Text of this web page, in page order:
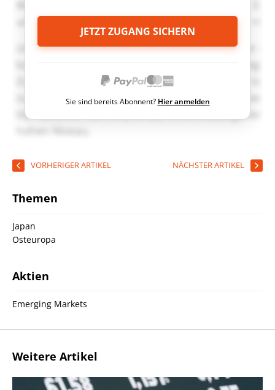
JETZT ZUGANG SICHERN
Sie sind bereits Abonnent? Hier anmelden
VORHERIGER ARTIKEL NÄCHSTER ARTIKEL
Themen
Japan
Osteuropa
Aktien
Emerging Markets
Weitere Artikel